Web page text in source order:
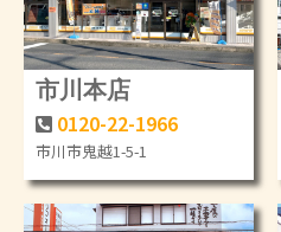
市川本店
0120-22-1966
市川市鬼越1-5-1